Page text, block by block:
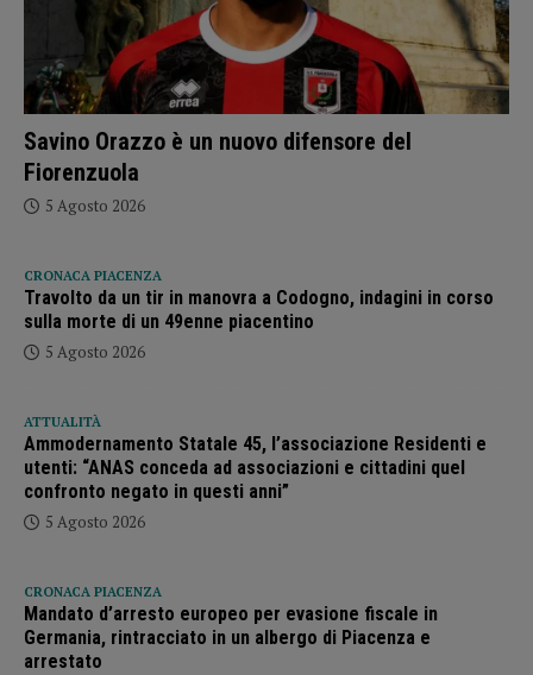
Savino Orazzo è un nuovo difensore del
Fiorenzuola
5 Agosto 2026
CRONACA PIACENZA
Travolto da un tir in manovra a Codogno, indagini in corso
sulla morte di un 49enne piacentino
5 Agosto 2026
ATTUALITÀ
Ammodernamento Statale 45, l’associazione Residenti e
utenti: “ANAS conceda ad associazioni e cittadini quel
confronto negato in questi anni”
5 Agosto 2026
CRONACA PIACENZA
Mandato d’arresto europeo per evasione fiscale in
Germania, rintracciato in un albergo di Piacenza e
arrestato